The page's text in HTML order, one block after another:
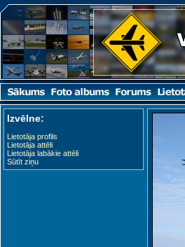
Izvēlne:
Lietotāja profils
Lietotāja attēli
Lietotāja labākie attēli
Sūtīt ziņu